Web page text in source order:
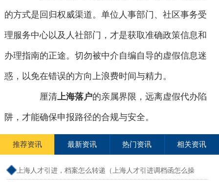
的方式是回归权威渠道。单位人事部门、社区事务受
理服务中心以及人社部门，才是获取准确政策信息和
办理指南的正途。切勿被中介自编自导的虚假信息迷
惑，以免在错误的方向上浪费时间与精力。
厘清上海落户的亲属界限，远离虚假代办陷
阱，才能确保申报路径的合规与安全。
推荐资讯 最新资讯 热门资讯 相关资讯
上海人才引进，档案怎么转递（上海人才引进调档函怎么操